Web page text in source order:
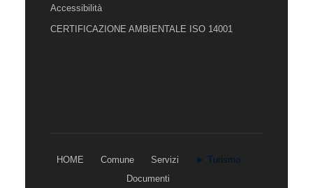
Accessibilità
CERTIFICAZIONE AMBIENTALE ISO 14001
HOME Comune Servizi
► Turismo
Documenti